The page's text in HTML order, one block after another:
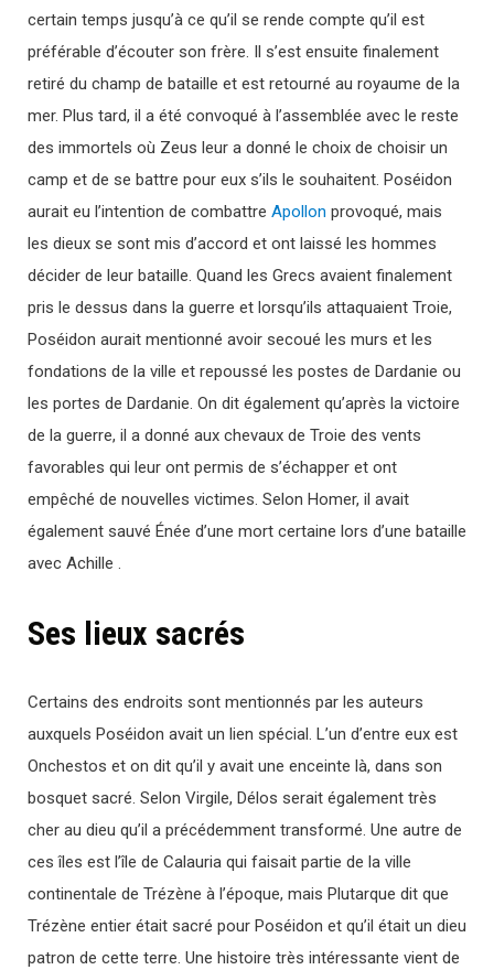
certain temps jusqu’à ce qu’il se rende compte qu’il est
préférable d’écouter son frère. Il s’est ensuite finalement
retiré du champ de bataille et est retourné au royaume de la
mer. Plus tard, il a été convoqué à l’assemblée avec le reste
des immortels où Zeus leur a donné le choix de choisir un
camp et de se battre pour eux s’ils le souhaitent. Poséidon
aurait eu l’intention de combattre Apollon provoqué, mais
les dieux se sont mis d’accord et ont laissé les hommes
décider de leur bataille. Quand les Grecs avaient finalement
pris le dessus dans la guerre et lorsqu’ils attaquaient Troie,
Poséidon aurait mentionné avoir secoué les murs et les
fondations de la ville et repoussé les postes de Dardanie ou
les portes de Dardanie. On dit également qu’après la victoire
de la guerre, il a donné aux chevaux de Troie des vents
favorables qui leur ont permis de s’échapper et ont
empêché de nouvelles victimes. Selon Homer, il avait
également sauvé Énée d’une mort certaine lors d’une bataille
avec Achille .
Ses lieux sacrés
Certains des endroits sont mentionnés par les auteurs
auxquels Poséidon avait un lien spécial. L’un d’entre eux est
Onchestos et on dit qu’il y avait une enceinte là, dans son
bosquet sacré. Selon Virgile, Délos serait également très
cher au dieu qu’il a précédemment transformé. Une autre de
ces îles est l’île de Calauria qui faisait partie de la ville
continentale de Trézène à l’époque, mais Plutarque dit que
Trézène entier était sacré pour Poséidon et qu’il était un dieu
patron de cette terre. Une histoire très intéressante vient de